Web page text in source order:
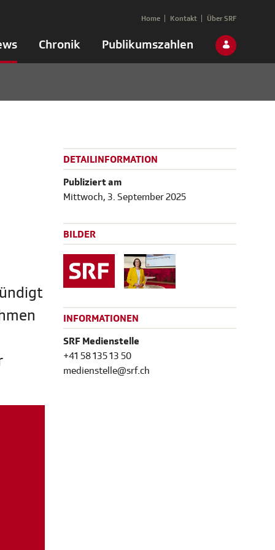
Chronik Publikumszahlen
Home Kontakt Über SRF
DETAILINFORMATION
Publiziert am
Mittwoch, 3. September 2025
BILDER
INFORMATIONEN
SRF Medienstelle
+41 58 135 13 50
medienstelle@srf.ch